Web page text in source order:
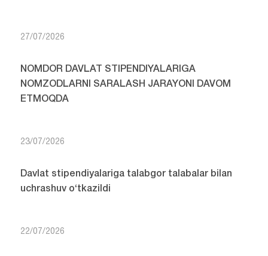
27/07/2026
NOMDOR DAVLAT STIPENDIYALARIGA
NOMZODLARNI SARALASH JARAYONI DAVOM
ETMOQDA
23/07/2026
Davlat stipendiyalariga talabgor talabalar bilan
uchrashuv o‘tkazildi
22/07/2026